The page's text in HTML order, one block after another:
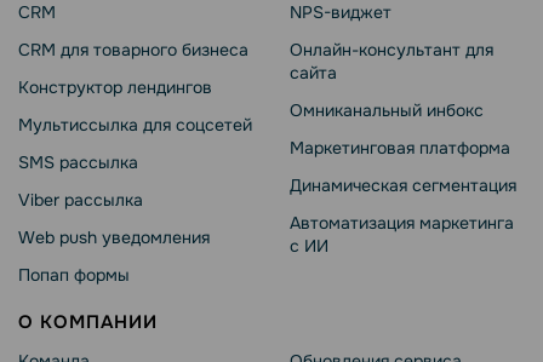
CRM
CRM для товарного бизнеса
Конструктор лендингов
Мультиссылка для соцсетей
SMS рассылка
Viber рассылка
Web push уведомления
Попап формы
NPS-виджет
Онлайн-консультант для
сайта
Омниканальный инбокс
Маркетинговая платформа
Динамическая сегментация
Автоматизация маркетинга
с ИИ
О КОМПАНИИ